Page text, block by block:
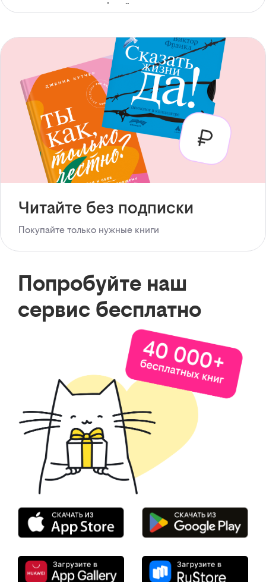
с доступом офлайн
Читайте без подписки
Покупайте только нужные книги
Попробуйте наш
сервис бесплатно